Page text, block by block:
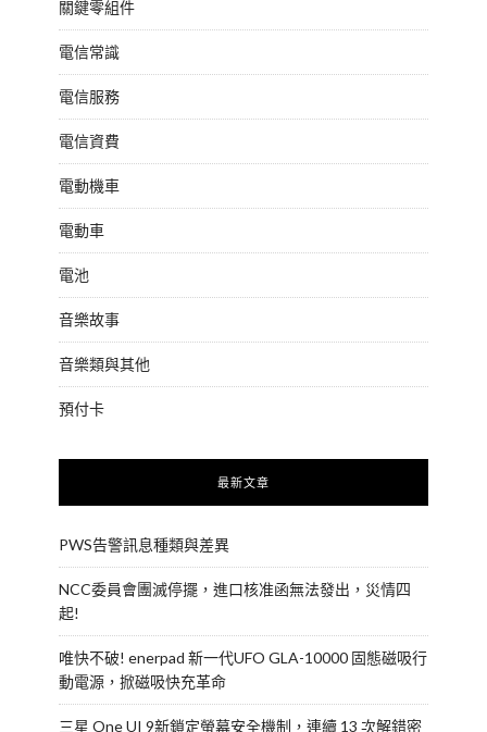
關鍵零組件
電信常識
電信服務
電信資費
電動機車
電動車
電池
音樂故事
音樂類與其他
預付卡
最新文章
PWS告警訊息種類與差異
NCC委員會團滅停擺，進口核准函無法發出，災情四
起!
唯快不破! enerpad 新一代UFO GLA-10000 固態磁吸行
動電源，掀磁吸快充革命
三星 One UI 9新鎖定螢幕安全機制，連續 13 次解錯密